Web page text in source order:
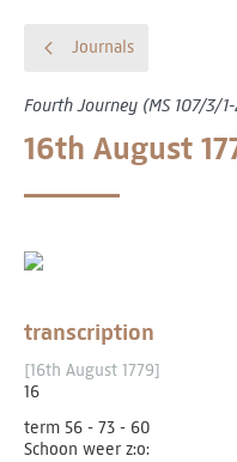
Journals
Fourth Journey (MS 107/3/
16th August
transcription
[16th August 1779]
16
term 56 - 73 - 60
Schoon weer z:o: